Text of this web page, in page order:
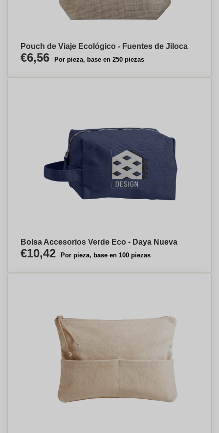
Pouch de Viaje Ecológico - Fuentes de Jiloca
€6,56 Por pieza, base en 250 piezas
Bolsa Accesorios Verde Eco - Daya Nueva
€10,42 Por pieza, base en 100 piezas